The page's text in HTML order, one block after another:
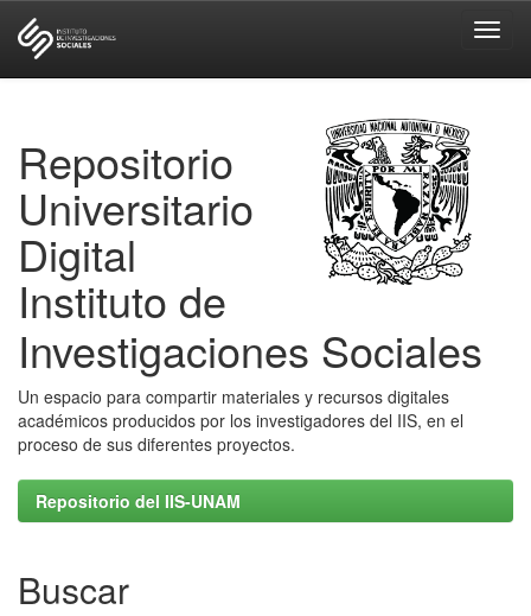
Repositorio
Universitario
Digital
Instituto de
Investigaciones Sociales
Un espacio para compartir materiales y recursos digitales
académicos producidos por los investigadores del IIS, en el
proceso de sus diferentes proyectos.
Repositorio del IIS-UNAM
Buscar